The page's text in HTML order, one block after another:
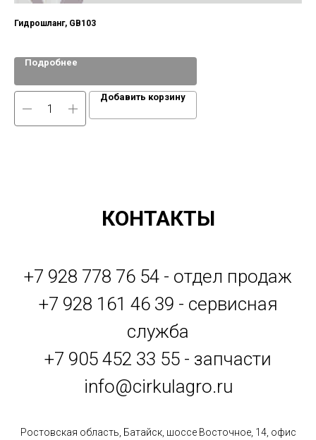
Гидрошланг, GB103
Подробнее
Добавить корзину
КОНТАКТЫ
+7 928 778 76 54 - отдел продаж
+7 928 161 46 39 - сервисная
служба
+7 905 452 33 55 - запчасти
info@cirkulagro.ru
Ростовская область, Батайск, шоссе Восточное, 14, офис